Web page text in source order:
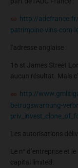
http://
patrimoine-vins-com-
l’adresse anglaise :
16 st James Street
aucun résultat. Mais
http://
betrugswarnung-
Les autorisations
Le n° d’entreprise et
capital limited.